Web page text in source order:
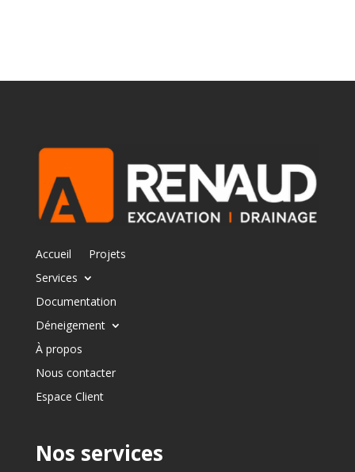
Accueil
Projets
Services
Documentation
Déneigement
À propos
Nous contacter
Espace Client
Nos services